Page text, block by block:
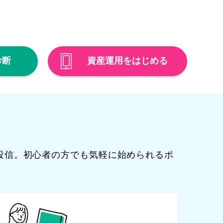
断 資産運用をはじめる
。初心者の方でも気軽に始められるポ